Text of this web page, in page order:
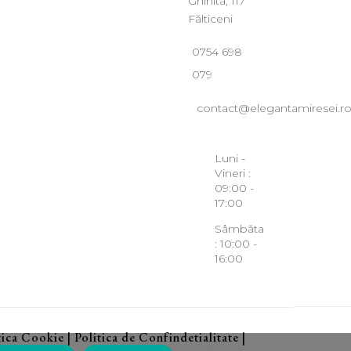
Fălticeni
0754 698
079
contact@elegantamiresei.ro
Luni -
Vineri :
09:00 -
17:00
Sâmbăta
: 10:00 -
16:00
Cookie|Politica de Confindetialitate|